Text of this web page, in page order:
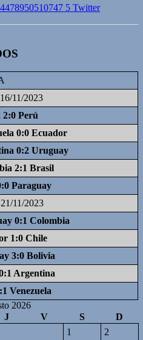
5 Twitter
11/2023
2:0 Perú
0:0 Ecuador
0:2 Uruguay
2:1 Brasil
Paraguay
11/2023
0:1 Colombia
1:0 Chile
3:0 Bolivia
Argentina
Venezuela
2026
J V S
D
1
2